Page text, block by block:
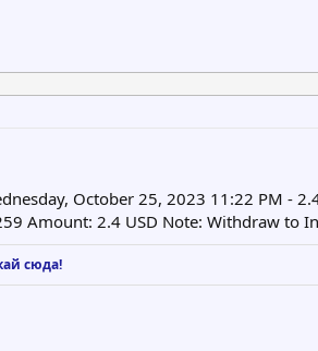
October 25, 2023 11:22 PM -
Amount: 2.4 USD Note: Withdraw to
сюда!